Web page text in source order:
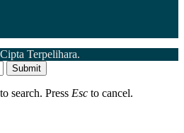
Terpelihara.
Submit
search. Press Esc to cancel.